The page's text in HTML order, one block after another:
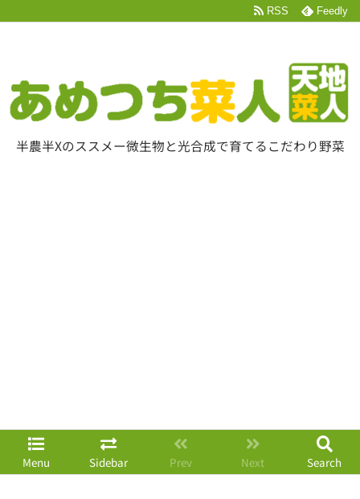
半農半Xのススメー微生物と光合成で育てるこだわり野菜
Menu Sidebar Prev Next Search
RSS Feedly